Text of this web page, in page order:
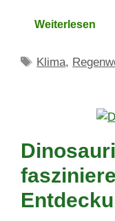
Weiterlesen
Schlagwörter
Klima,